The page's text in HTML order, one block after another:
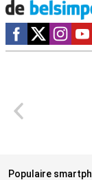
Social media
Populaire